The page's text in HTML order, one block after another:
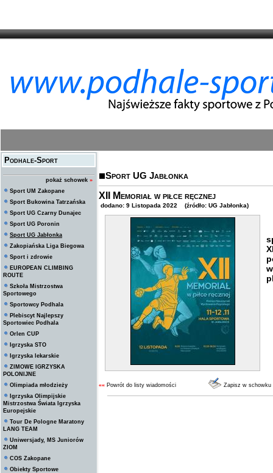
Podhale-Sport
pokaż schowek »
Sport UM Zakopane
Sport Bukowina Tatrzańska
Sport UG Czarny Dunajec
Sport UG Poronin
Sport UG Jabłonka
Zakopiańska Liga Biegowa
Sport i zdrowie
EUROPEAN CLIMBING
ROUTE
Szkoła Mistrzostwa
Sportowego
Sportowcy Podhala
Plebiscyt Najlepszy
Sportowiec Podhala
Orlen CUP
Igrzyska STO
Igrzyska lekarskie
ZIMOWE IGRZYSKA
POLONIJNE
Olimpiada młodzieży
Igrzyska Olimpijskie
Mistrzostwa Świata Igrzyska
Europejskie
Tour De Pologne Maratony
LANG TEAM
Uniwersjady, MS Juniorów
ZIOM
COS Zakopane
Obiekty Sportowe
Sport UG Jabłonka
XII Memoriał w piłce ręcznej
dodano: 9 Listopada 2022 (źródło: UG Jabłonka)
«« Powrót do listy wiadomości Zapisz w schowku